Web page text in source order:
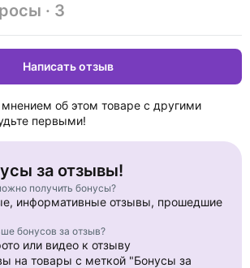
· 3
Написать отзыв
об этом товаре с другими
первыми!
за отзывы!
получить бонусы?
информативные отзывы, прошедшие
бонусов за отзыв?
или видео к отзыву
на товары с меткой "Бонусы за